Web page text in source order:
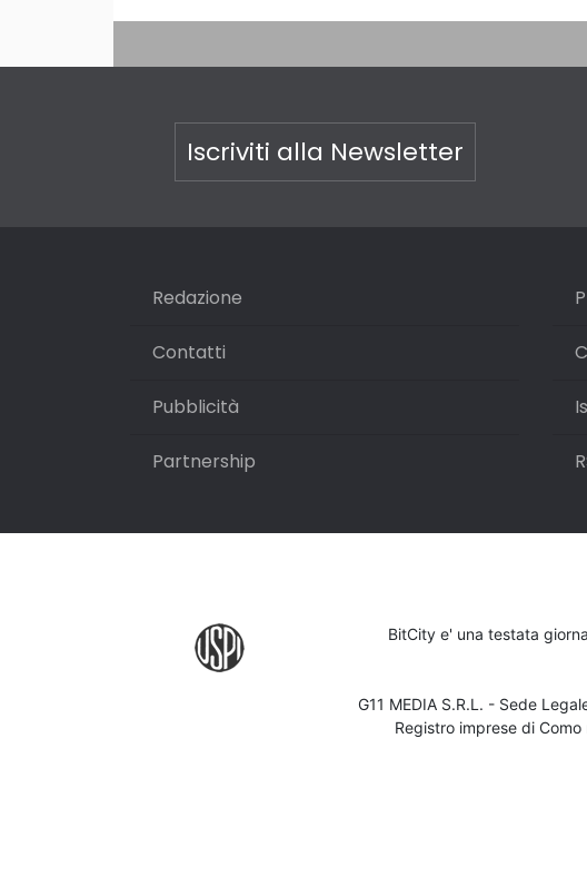
Iscriviti alla Newsletter
Redazione
Contatti
Pubblicità
Partnership
BitCity e' una testata
G11 MEDIA S.R.L. - Sede
Registro imprese di Como